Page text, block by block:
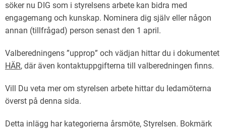
söker nu DIG som i styrelsens arbete kan bidra med
engagemang och kunskap. Nominera dig själv eller någon
annan (tillfrågad) person senast den 1 april.
Valberedningens ”upprop” och vädjan hittar du i dokumentet
HÄR, där även kontaktuppgifterna till valberedningen finns.
Vill Du veta mer om styrelsen arbete hittar du ledamöterna
överst på denna sida.
Detta inlägg har kategorierna årsmöte, Styrelsen. Bokmärk